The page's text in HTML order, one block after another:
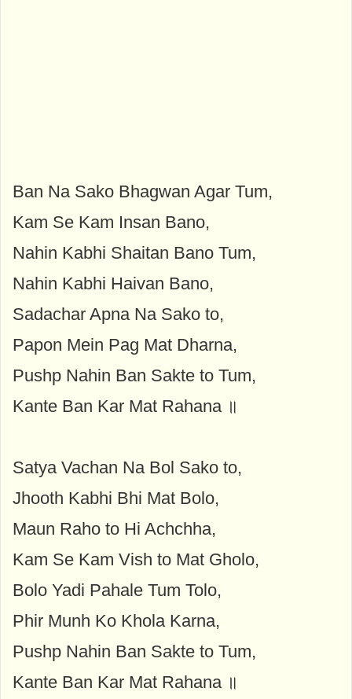
Ban Na Sako Bhagwan Agar Tum,
Kam Se Kam Insan Bano,
Nahin Kabhi Shaitan Bano Tum,
Nahin Kabhi Haivan Bano,
Sadachar Apna Na Sako to,
Papon Mein Pag Mat Dharna,
Pushp Nahin Ban Sakte to Tum,
Kante Ban Kar Mat Rahana ॥
Satya Vachan Na Bol Sako to,
Jhooth Kabhi Bhi Mat Bolo,
Maun Raho to Hi Achchha,
Kam Se Kam Vish to Mat Gholo,
Bolo Yadi Pahale Tum Tolo,
Phir Munh Ko Khola Karna,
Pushp Nahin Ban Sakte to Tum,
Kante Ban Kar Mat Rahana ॥